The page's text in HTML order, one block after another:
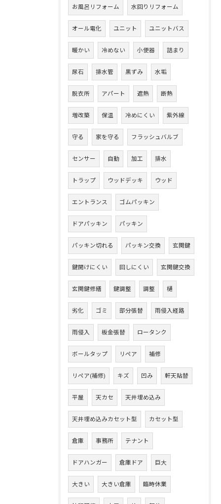
お風呂リフォーム 水回りリフォーム
オール電化 ユニット ユニットバス
暖かい 冷めない 小便器 詰まり
尿石 排水管 黒ずみ 水垢
脱衣所 アパート 遮熱 断熱
増改築 保温 冷めにくい 紫外線
守る 家を守る フラッシュバルブ
センサー 自動 加工 排水
トラップ ウッドデッキ ウッド
エントランス ゴムパッキン
ドアパッキン パッキン
パッキン切れる パッキン交換 玄関鍵
鍵開けにくい 回しにくい 玄関鍵交換
玄関鍵修繕 鍵調整 調整 樋
劣化 ゴミ 部分張替 雨侵入経路
雨侵入 板金張替 ロータンク
ボールタップ リペア 補修
リペア(補修) キズ 凹み 軒天貼替
平屋 天カセ 天井埋め込み
天井埋め込みカセット型 カセット型
倉庫 事務所 テナント
ドアハンガー 倉庫ドア 巨大
大きい 大きい倉庫 臨時休業